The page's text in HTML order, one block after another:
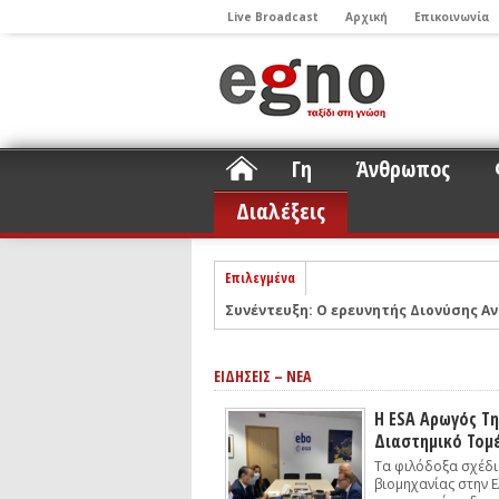
Live Broadcast Αρχική Επικοινωνία
Γη Άνθρωπος
Διαλέξεις
Επιλεγμένα
Συνέντευξη: Ο ερευνητής Διονύσης
ΝΕLIOTA: Το ερευνητικό
Σελήνη
Podcast: Ο Διονύσης Σιμόπουλος
Άρθρο με αφορμή το Nobel Φυσικής
Συνέντευξη: Το ελληνικό
Συνέντευξη: Ο ερευνητής
ΕΙΔΗΣΕΙΣ – ΝΕΑ
Η ESA Αρωγός
Διαστημικό
Τα φιλόδοξα
βιομηχανίας